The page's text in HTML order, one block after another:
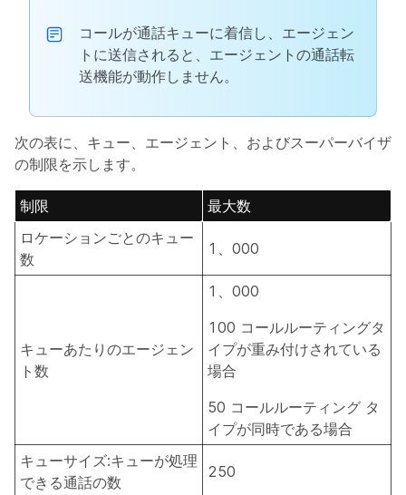
コールが通話キューに着信し、エージェン
トに送信されると、エージェントの通話転
送機能が動作しません。
次の表に、キュー、エージェント、およびスーパーバイザ
の制限を示します。
制限
最大数
ロケーションごとのキュー
数
1、000
キューあたりのエージェン
ト数
1、000
100 コールルーティングタ
イプが重み付けされている
場合
50 コールルーティング タ
イプが同時である場合
キューサイズ:キューが処理
できる通話の数
250